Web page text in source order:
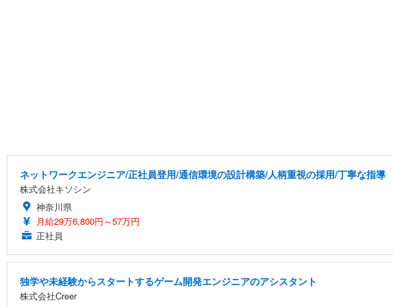
ネットワークエンジニア/正社員登用/通信環境の設計構築/人柄重視の採用/丁寧な指導
株式会社キソシン
神奈川県
月給29万6,800円～57万円
正社員
独学や未経験からスタートするゲーム開発エンジニアのアシスタント
株式会社Creer